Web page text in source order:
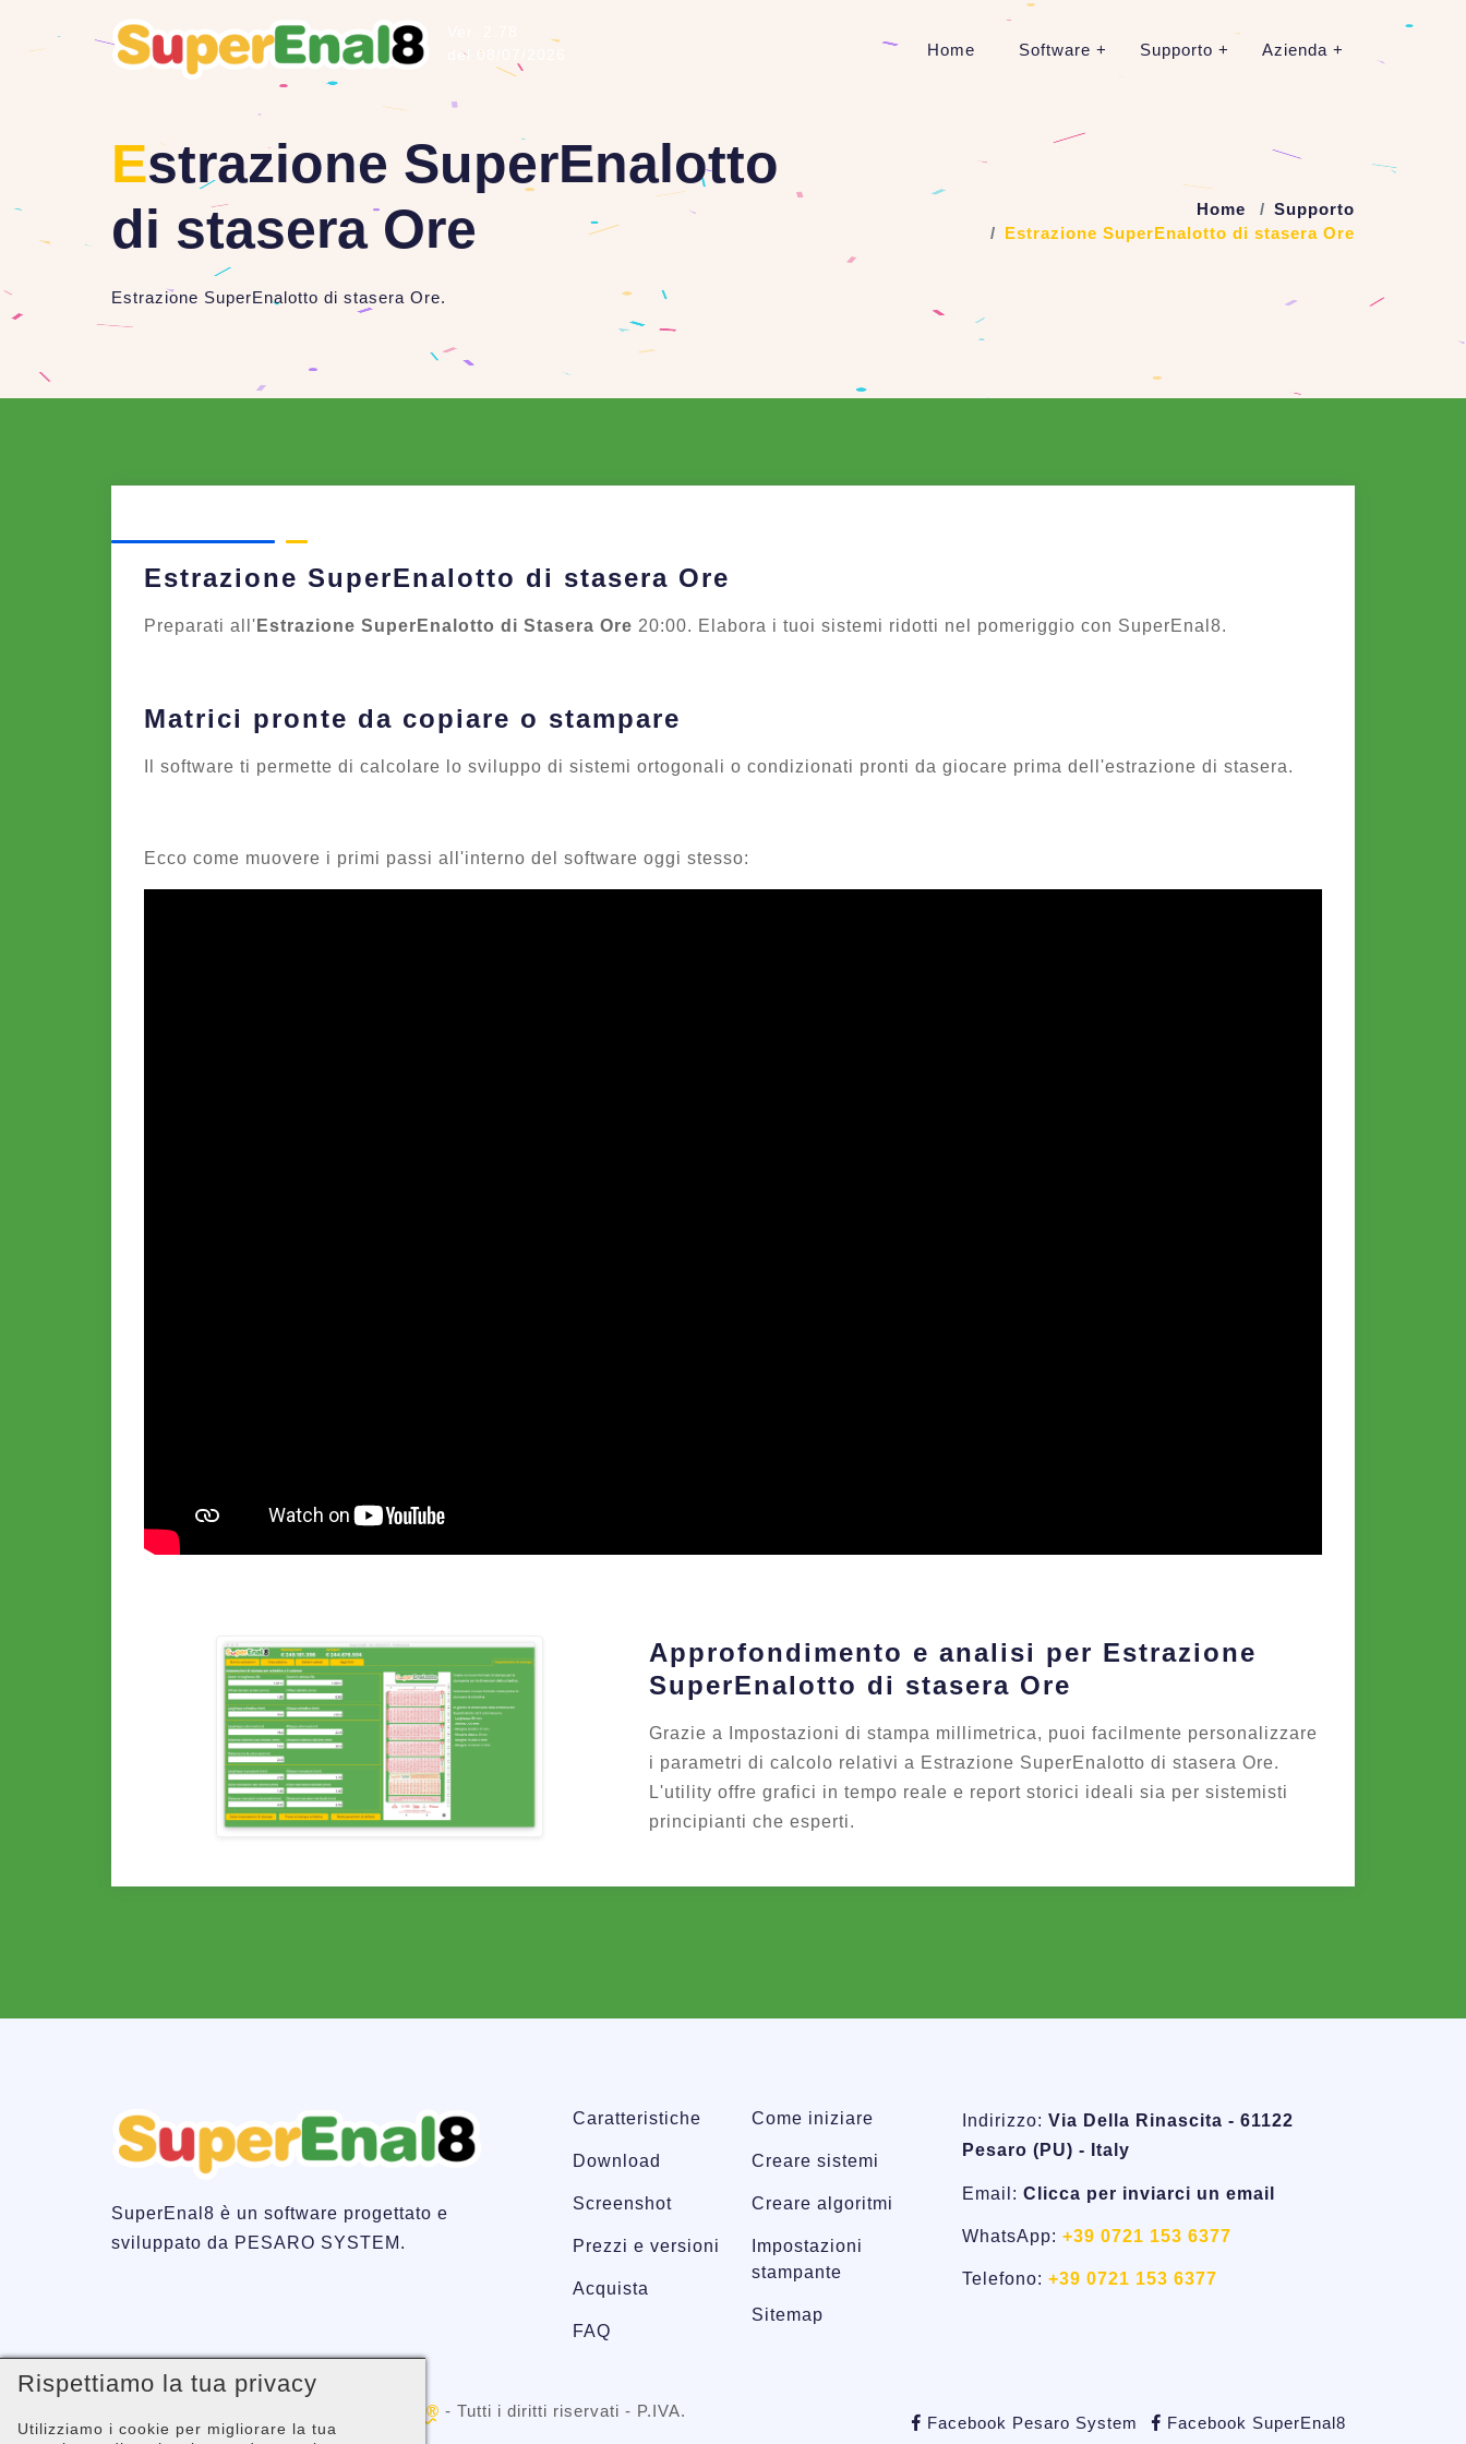
Rispettiamo la tua privacy
Utilizziamo i cookie per migliorare la tua
del 08/07/2026
Home Software Supporto Azienda
Estrazione SuperEnalotto
di stasera Ore
Estrazione SuperEnalotto di stasera Ore.
Home
Supporto
Estrazione SuperEnalotto di stasera Ore
Estrazione SuperEnalotto di stasera Ore
Preparati all' Estrazione SuperEnalotto di Stasera Ore 20:00. Elabora i tuoi sistemi ridotti nel pomeriggio con SuperEnal8.
Matrici pronte da copiare o stampare
Il software ti permette di calcolare lo sviluppo di sistemi ortogonali o condizionati pronti da giocare prima dell'estrazione di stasera.
Ecco come muovere i primi passi all'interno del software oggi stesso:
Approfondimento e analisi per Estrazione
SuperEnalotto di stasera Ore
Grazie a Impostazioni di stampa millimetrica, puoi facilmente personalizzare
i parametri di calcolo relativi a Estrazione SuperEnalotto di stasera Ore.
L'utility offre grafici in tempo reale e report storici ideali sia per sistemisti
principianti che esperti.
SuperEnal8 è un software progettato e
sviluppato da PESARO SYSTEM.
Caratteristiche
Download
Screenshot
Prezzi e versioni
Acquista
FAQ
Come iniziare
Creare sistemi
Creare algoritmi
Impostazioni
stampante
Sitemap
Indirizzo: Via Della Rinascita - 61122
Pesaro (PU) - Italy
Email: Clicca per inviarci un email
WhatsApp: +39 0721 153 6377
Telefono: +39 0721 153 6377
PESARO SYSTEM® - Tutti i diritti riservati - P.IVA.
02058680410
Facebook Pesaro System Facebook SuperEnal8